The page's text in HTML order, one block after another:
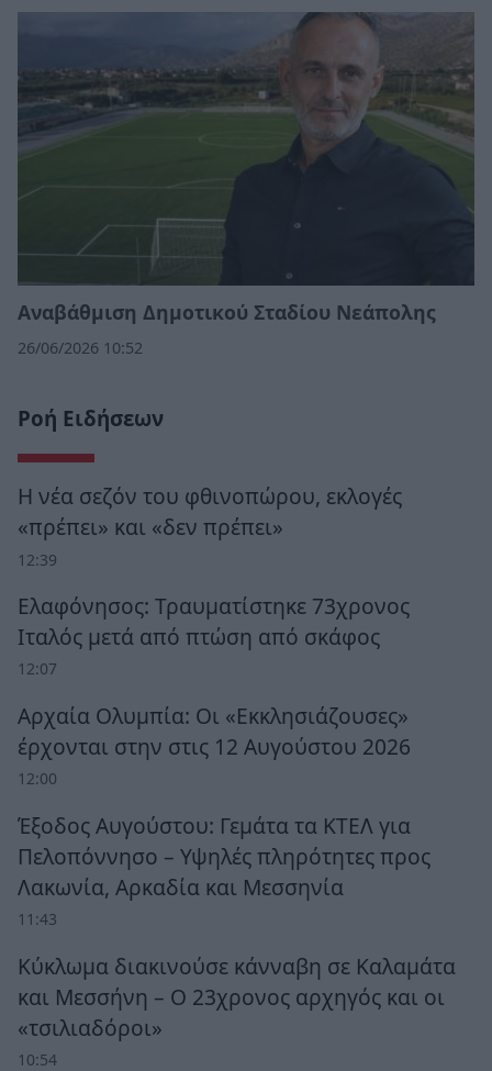
Αναβάθμιση Δημοτικού Σταδίου Νεάπολης
26/06/2026 10:52
Ροή Ειδήσεων
Η νέα σεζόν του φθινοπώρου, εκλογές
«πρέπει» και «δεν πρέπει»
12:39
Ελαφόνησος: Τραυματίστηκε 73χρονος
Ιταλός μετά από πτώση από σκάφος
12:07
Αρχαία Ολυμπία: Οι «Εκκλησιάζουσες»
έρχονται στην στις 12 Αυγούστου 2026
12:00
Έξοδος Αυγούστου: Γεμάτα τα ΚΤΕΛ για
Πελοπόννησο – Υψηλές πληρότητες προς
Λακωνία, Αρκαδία και Μεσσηνία
11:43
Κύκλωμα διακινούσε κάνναβη σε Καλαμάτα
και Μεσσήνη – Ο 23χρονος αρχηγός και οι
«τσιλιαδόροι»
10:54